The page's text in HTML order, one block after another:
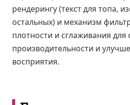
рендерингу (текст для топа,
остальных) и механизм
плотности и сглаживания
производительности и
восприятия.